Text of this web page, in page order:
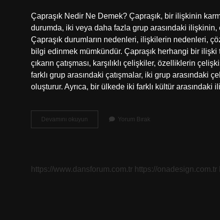
Çapraşık Nedir Ne Demek? Çapraşık, bir ilişkinin
durumda, iki veya daha fazla grup arasındaki
Çapraşık durumların nedenleri, ilişkilerin nedenleri,
bilgi edinmek mümkündür. Çapraşık herhangi bir
çıkarın çatışması, karşılıklı çelişkiler, özelliklerin
farklı grup arasındaki çatışmalar, iki grup arasındaki
oluşturur. Ayrıca, bir ülkede iki farklı kültür arasındaki
Devamını okuyun Çapraşık
nedir
Yorum Bırak
https://www.dansforum.com.tr https://onadesign.com.tr